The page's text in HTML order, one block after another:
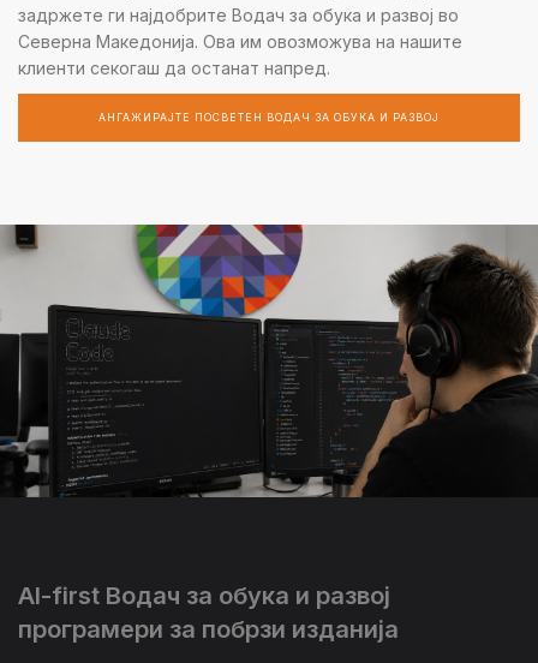
задржете ги најдобрите Водач за обука и развој во
Северна Македонија. Ова им овозможува на нашите
клиенти секогаш да останат напред.
АНГАЖИРАЈТЕ ПОСВЕТЕН ВОДАЧ ЗА ОБУКА И РАЗВОЈ
AI-first Водач за обука и развој
програмери за побрзи изданија